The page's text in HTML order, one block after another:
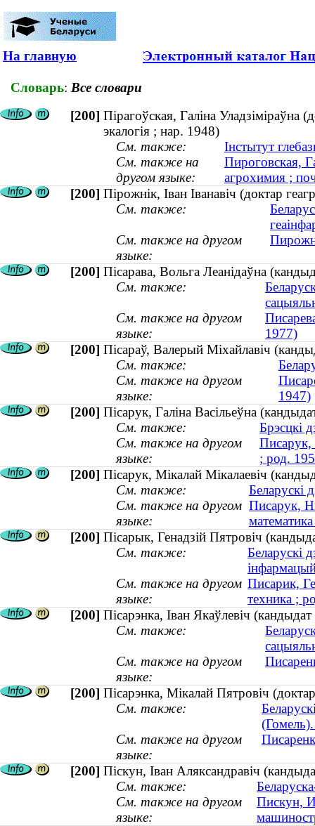
На главную
Словарь: Все словари
[200] Пірагоўская, Галіна Уладзіміраўна
экалогія ; нар. 1948)
См. также:
Інстытут
См. также на
другом языке:
Пироговская,
агрохимия ;
[200] Пірожнік, Іван Іванавіч (доктар
См. также:
См. также на другом
языке:
[200] Пісарава, Вольга Леанідаўна
См. также:
См. также на другом
языке:
1977)
[200] Пісараў, Валерый Міхайлавіч
См. также:
См. также на другом
языке:
1947)
[200] Пісарук, Галіна Васільеўна
См. также:
Брэсцкі
См. также на другом
языке:
Писарук,
; род.
[200] Пісарук, Мікалай Мікалаевіч
См. также:
Беларускі
См. также на другом
языке:
Писарук,
[200] Пісарык, Генадзій Пятровіч
См. также:
Беларускі
См. также на другом
языке:
Писарик,
техника ;
[200] Пісарэнка, Іван Якаўлевіч
См. также:
См. также на другом
языке:
[200] Пісарэнка, Мікалай Пятровіч
См. также:
См. также на другом
языке:
[200] Піскун, Іван Аляксандравіч
См. также:
См. также на другом
языке:
Пискун,